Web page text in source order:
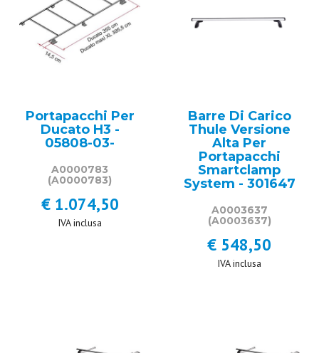
Portapacchi Per
Ducato H3 -
05808-03-
A0000783
(A0000783)
€ 1.074,50
IVA inclusa
Barre Di Carico
Thule Versione
Alta Per
Portapacchi
Smartclamp
System - 301647
A0003637
(A0003637)
€ 548,50
IVA inclusa